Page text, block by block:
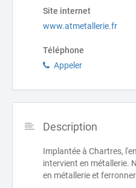
Site internet
www.atmetallerie.fr
Téléphone
Appeler
Description
Implantée à Chartres,
intervient en métallerie.
en métallerie et